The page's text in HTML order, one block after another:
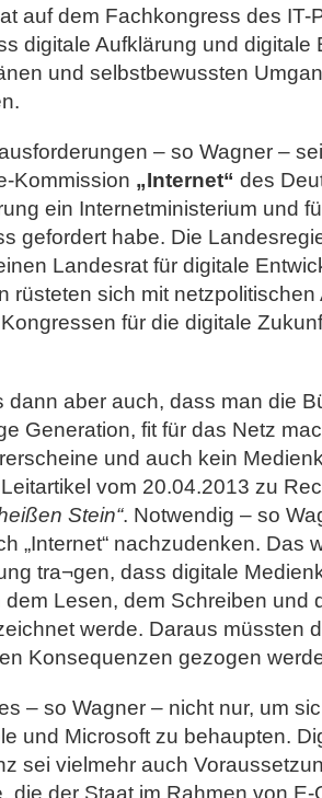
auf dem Fachkongress des IT-
digitale Aufklärung und digitale
und selbstbewussten
– so Wagner –
Kommission „Internet“ des
ein Internetministerium und
gefordert habe. Die
Landesrat für digitale
rüsteten sich mit
für die digitale
dann aber auch, dass man die
Generation, fit für das Netz
und auch kein
vom 20.04.2013 zu
Stein“. Notwendig – so
„Internet“ nachzudenken. Das
tra¬gen, dass digitale
Lesen, dem Schreiben und
werde. Daraus müssten
Konsequenzen gezogen
– so Wagner – nicht nur, um
und Microsoft zu behaupten.
sei vielmehr auch
die der Staat im Rahmen von